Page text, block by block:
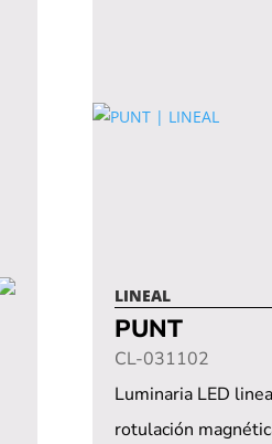
LINEAL
PUNT
CL-031102
Luminaria LED
rotulación